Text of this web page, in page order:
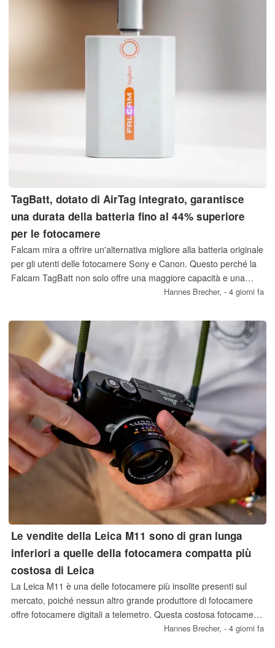
TagBatt, dotato di AirTag integrato, garantisce
una durata della batteria fino al 44% superiore
per le fotocamere
Falcam mira a offrire un'alternativa migliore alla batteria originale
per gli utenti delle fotocamere Sony e Canon. Questo perché la
Falcam TagBatt non solo offre una maggiore capacità e una
porta USB-C per la ricarica, ma consente inoltre agli utenti di
Hannes Brecher, - 4 giorni fa
Le vendite della Leica M11 sono di gran lunga
inferiori a quelle della fotocamera compatta più
costosa di Leica
La Leica M11 è una delle fotocamere più insolite presenti sul
mercato, poiché nessun altro grande produttore di fotocamere
offre fotocamere digitali a telemetro. Questa costosa fotocamera
full-frame, priva di autofocus e stabilizzazione dell’immagine, a
Hannes Brecher, - 4 giorni fa